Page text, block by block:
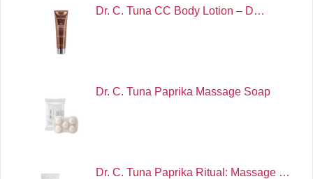
Dr. C. Tuna CC Body Lotion – D…
Dr. C. Tuna Paprika Massage Soap
Dr. C. Tuna Paprika Ritual: Massage …